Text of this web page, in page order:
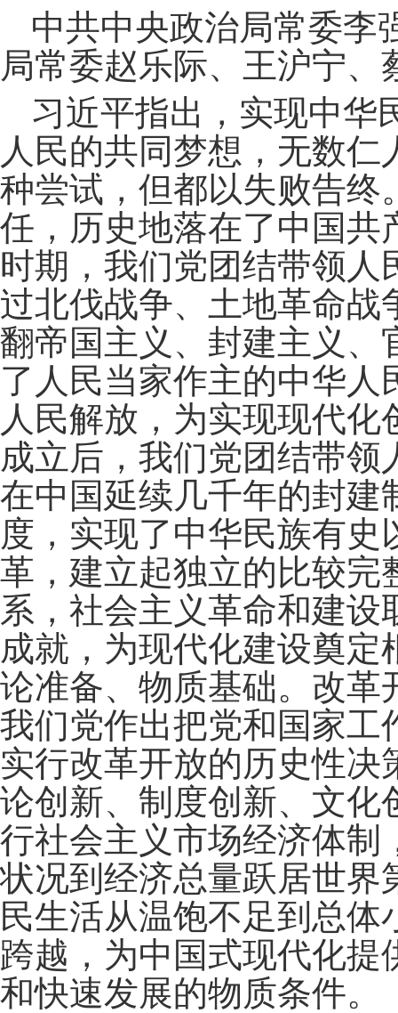
中共中央政治局常委李
局常委赵乐际、王沪宁
习近平指出，实现中华
人民的共同梦想，无数
种尝试，但都以失败告终
任，历史地落在了中国共
时期，我们党团结带领
过北伐战争、土地革命
翻帝国主义、封建主义
了人民当家作主的中华
人民解放，为实现现代
成立后，我们党团结带
在中国延续几千年的封建
度，实现了中华民族有
革，建立起独立的比较完
系，社会主义革命和建
成就，为现代化建设奠
论准备、物质基础。改革
我们党作出把党和国家工
实行改革开放的历史性
论创新、制度创新、文化
行社会主义市场经济体制
状况到经济总量跃居世界
民生活从温饱不足到总
跨越，为中国式现代化
和快速发展的物质条件。